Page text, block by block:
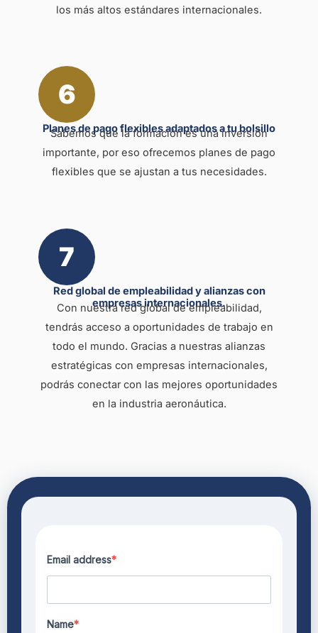
los más altos estándares internacionales.
6
Planes de pago flexibles adaptados a tu bolsillo
Sabemos que la formación es una inversión
importante, por eso ofrecemos planes de pago
flexibles que se ajustan a tus necesidades.
7
Red global de empleabilidad y alianzas con
empresas internacionales.
Con nuestra red global de empleabilidad,
tendrás acceso a oportunidades de trabajo en
todo el mundo. Gracias a nuestras alianzas
estratégicas con empresas internacionales,
podrás conectar con las mejores oportunidades
en la industria aeronáutica.